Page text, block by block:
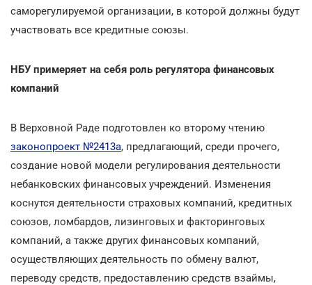
саморегулируемой организации, в которой должны будут
участвовать все кредитные союзы.
НБУ примеряет на себя роль регулятора финансовых
компаний
В Верховной Раде подготовлен ко второму чтению
законопроект №2413а, предлагающий, среди прочего,
создание новой модели регулирования деятельности
небанковских финансовых учреждений. Изменения
коснутся деятельности страховых компаний, кредитных
союзов, ломбардов, лизинговых и факторинговых
компаний, а также других финансовых компаний,
осуществляющих деятельность по обмену валют,
переводу средств, предоставлению средств взаймы,